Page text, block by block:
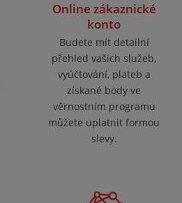
Online zákaznické
konto
Budete mít detailní
přehled vašich služeb,
vyúčtování, plateb a
získané body ve
věrnostním programu
můžete uplatnit formou
slevy.